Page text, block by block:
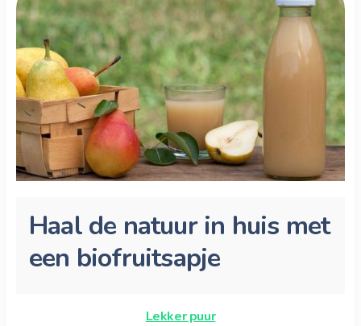
Haal de natuur in huis met
een biofruitsapje
Lekker puur